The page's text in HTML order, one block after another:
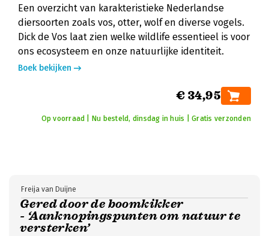
Een overzicht van karakteristieke Nederlandse
diersoorten zoals vos, otter, wolf en diverse vogels.
Dick de Vos laat zien welke wildlife essentieel is voor
ons ecosysteem en onze natuurlijke identiteit.
Boek bekijken
€ 34,95
Op voorraad | Nu besteld, dinsdag in huis | Gratis verzonden
Gered door de boomkikker
- ‘Aanknopingspunten om natuur te
versterken’
Freija van Duijne